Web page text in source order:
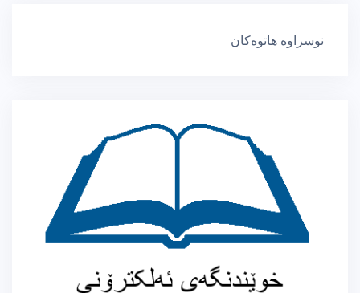
نوسراوە هاتوەکان